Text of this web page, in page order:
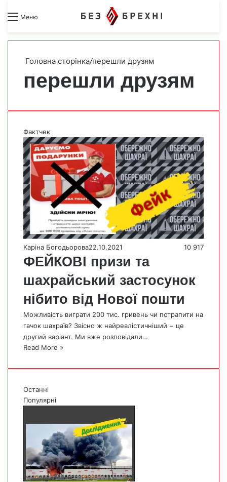
Меню Search forSwitch skin
Головна сторінка/перешли друзям
перешли друзям
Фактчек
Каріна Богодьорова22.10.2021 10 917
ФЕЙКОВІ призи та
шахрайський застосунок
нібито від Нової пошти
Можливість виграти 200 тис. гривень чи потрапити на
гачок шахраїв? Звісно ж найреалістичніший − це
другий варіант. Ми вже розповідали…
Read More »
Останні
Популярні